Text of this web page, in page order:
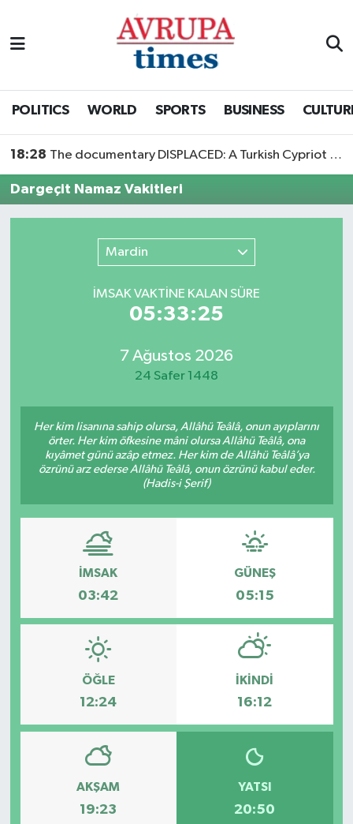
POLITICS WORLD SPORTS BUSINESS
18:28 The documentary DISPLACED: A Turkish Cypriot Story is now available to watch
Dargeçit Namaz Vakitleri
Mardin
İMSAK VAKTİNE KALAN SÜRE
05:33:25
7 Ağustos 2026
24 Safer 1448
Her kim lisanına sahip olursa, Allâhü Teâlâ, onun ayıplarını
örter. Her kim öfkesine mâni olursa Allâhü Teâlâ, ona
kıyâmet günü azâp etmez. Her kim de Allâhü Teâlâ’ya
özrünü arz ederse Allâhü Teâlâ, onun özrünü kabul eder.
(Hadis-i Şerif)
İMSAK
03:42
GÜNEŞ
05:15
ÖĞLE
12:24
İKINDI
16:12
AKŞAM
19:23
YATSI
20:50
Nöbetçi Eczaneler
Süper Lig Puan Durumu ve Fikstür
Son Dakika Haberleri